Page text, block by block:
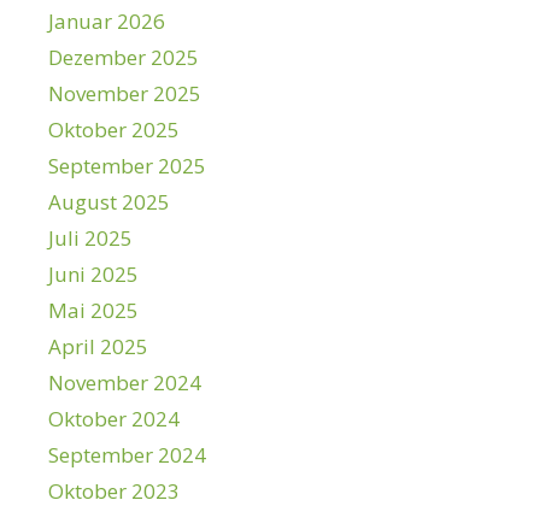
Januar 2026
Dezember 2025
November 2025
Oktober 2025
September 2025
August 2025
Juli 2025
Juni 2025
Mai 2025
April 2025
November 2024
Oktober 2024
September 2024
Oktober 2023